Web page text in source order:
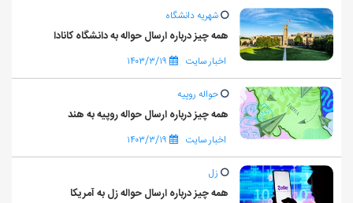
شهریه دانشگاه
همه چیز درباره ارسال حواله به دانشگاه کانادا
اخبار سایت ۱۴۰۳/۳/۱۹
حواله روپیه
همه چیز درباره ارسال حواله روپیه به هند
اخبار سایت ۱۴۰۳/۳/۱۹
زل
همه چیز درباره ارسال حواله زل به آمریکا